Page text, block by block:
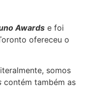
Awards e foi
ofereceu o
somos
contém também as